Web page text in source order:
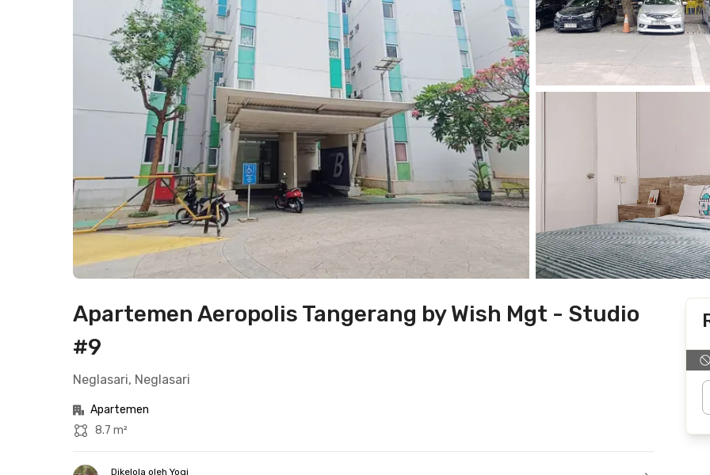
Apartemen Aeropolis Tangerang by Wish Mgt - Studio
#9
Neglasari, Neglasari
Apartemen
8.7 m²
Dikelola oleh Yogi